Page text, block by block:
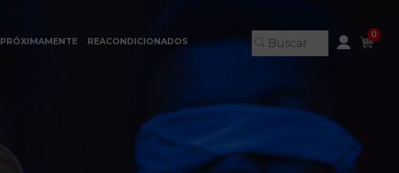
PRÓXIMAMENTE
REACONDICIONADOS
0